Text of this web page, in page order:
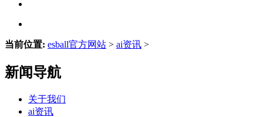
当前位置: esball官方网站 > ai资讯 >
新闻导航
关于我们
ai资讯